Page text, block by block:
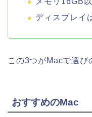
ディスプレイ
この3つがMacで選び
おすすめのMac